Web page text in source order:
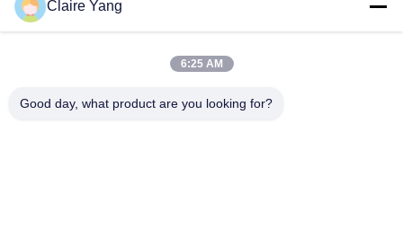
17º andar, Bloco 9A, Parque Científico Baoneng,
Claire Yang
6:25 AM
Good day, what product are you looking for?